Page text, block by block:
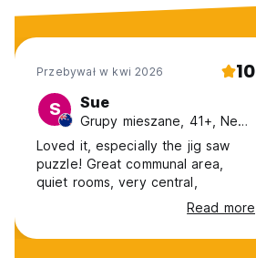
Przebywał w kwi 2026 10
S Sue
Grupy mieszane, 41+, New Zealand
Loved it, especially the jig saw
puzzle! Great communal area,
quiet rooms, very central,
Read more